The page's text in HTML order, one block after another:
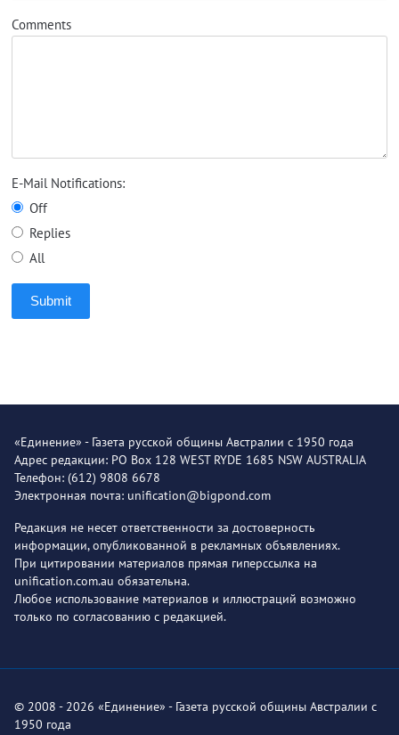
Comments
E-Mail Notifications:
Off
Replies
All
Submit
«Единение» - Газета русской общины Австралии с 1950 года
Адрес редакции: PO Box 128 WEST RYDE 1685 NSW AUSTRALIA
Телефон: (612) 9808 6678
Электронная почта: unification@bigpond.com
Редакция не несет ответственности за достоверность
информации, опубликованной в рекламных объявлениях.
При цитировании материалов прямая гиперссылка на
unification.com.au обязательна.
Любое использование материалов и иллюстраций возможно
только по согласованию с редакцией.
© 2008 - 2026 «Единение» - Газета русской общины Австралии с
1950 года